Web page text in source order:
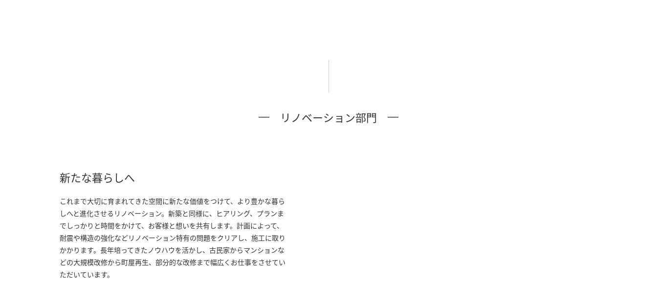
リノベーション部門
新たな暮らしへ
これまで大切に育まれてきた空間に新たな価値をつけて、より豊かな暮ら
しへと進化させるリノベーション。新築と同様に、ヒアリング、プランま
でしっかりと時間をかけて、お客様と想いを共有します。計画によって、
耐震や構造の強化などリノベーション特有の問題をクリアし、施工に取り
かかります。⾧年培ってきたノウハウを活かし、古民家からマンションな
どの大規模改修から町屋再生、部分的な改修まで幅広くお仕事をさせてい
ただいています。